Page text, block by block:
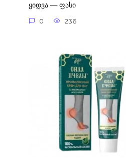
ყიდვა — ფასი
0 236